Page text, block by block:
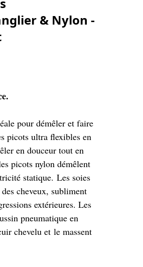
& Nylon -
pour démêler et faire
picots ultra flexibles en
en douceur tout en
picots nylon démêlent
statique. Les soies
cheveux, subliment
extérieures. Les
pneumatique en
chevelu et le massent